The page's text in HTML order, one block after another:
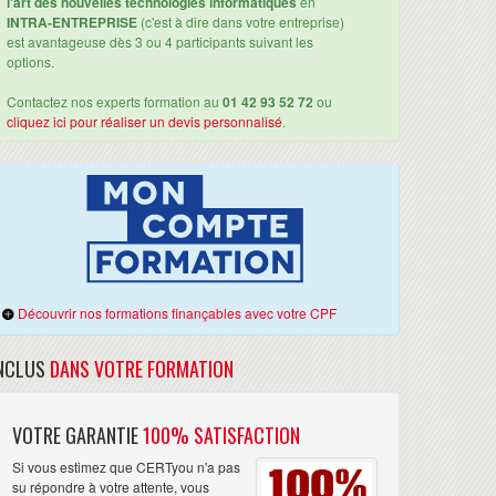
INTRA-ENTREPRISE (c'est à dire dans votre entreprise)
est avantageuse dès 3 ou 4 participants suivant les
options.
Contactez nos experts formation au 01 42 93 52 72 ou
cliquez ici pour réaliser un devis personnalisé.
Découvrir nos formations finançables avec votre CPF
DANS VOTRE FORMATION
VOTRE GARANTIE100% SATISFACTION
Si vous estimez que CERTyou n'a pas
su répondre à votre attente, vous